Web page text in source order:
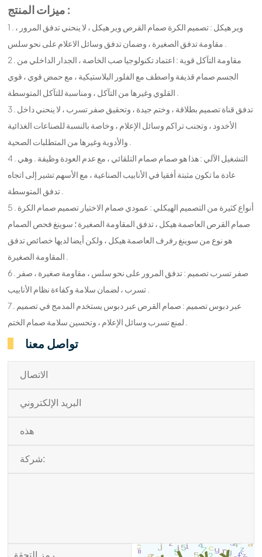
ميزات المنتج :
1 . وير هيكل : تصميم الكرة صمام القرص وير هيكل ، لا ينحني تدفق المرور ،
مقاومة تدفق الصغيرة ، وضمان تدفق وسائل الاعلام على نحو سلس .
2 . مقاومة التآكل قوية : اعتماد تكنولوجيا صب الخاصة ، الجدار الداخلي من
الجسم صمام قذيفة واصطف مع الفلور البلاستيكية ، مع حمض قوي ، قوي
القلوي وغيرها من التآكل ، ومناسبة للتآكل المتوسطة .
3 . تدفق قناة تصميم بطلاقة ، وختم جيدة ، وتحقيق صفر تسرب ، لا ينحني داخل
الأخدود ، وتجنب تراكم وسائل الإعلام ، وخاصة بالنسبة للصناعات الغذائية
والأدوية وغيرها من المتطلبات الصحية .
4 . التشغيل الآلي : هذا هو صمام صمام التلقائي ، مع عدم العودة وظيفة . وهي
عادة ما تكون مثبتة أفقيا في الأنابيب الصناعية ، مع الأسهم تشير إلى اتجاه
تدفق المتوسطة .
5 . أنواع كثيرة من التصميم الهيكلي : عمودي صمام الاختيار تصميم صمام الكرة
صمام القرص العاصمة هيكل ، تدفق المقاومة الصغيرة ؛ سوينغ فحص الصمام
هو نوع من سوينغ رفرف العاصمة هيكل ، ولكن أيضا لديها خصائص تدفق
المقاومة الصغيرة .
6 . صفر تسرب تصميم : تدفق المرور على نحو سلس ، مقاومة صغيرة ، صفر
تسرب ، لضمان سلامة وكفاءة نظام الأنابيب .
7 . عبر دبوس تصميم : صمام القرص عبر دبوس يستخدم المدمج في تصميم
لمنع تسرب وسائل الإعلام ، وتحسين سلامة صمام الختم .
تواصل معنا